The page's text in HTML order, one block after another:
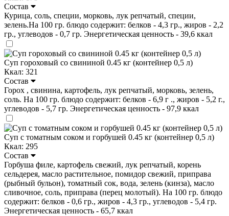
Состав
Курица, соль, специи, морковь, лук репчатый, специи,
зелень.На 100 гр. блюдо содержит: белков - 4,3 гр., жиров - 2,2
гр., углеводов - 0,7 гр. Энергетическая ценность - 39,6 ккал
Суп гороховый со свининой 0.45 кг (контейнер 0,5 л)
Ккал: 321
Состав
Горох , свинина, картофель, лук репчатый, морковь, зелень,
соль. На 100 гр. блюдо содержит: белков - 6,9 г ., жиров - 5,2 г.,
углеводов - 5,7 гр. Энергетическая ценность - 97,9 ккал
Суп с томатным соком и горбушей 0.45 кг (контейнер 0,5 л)
Ккал: 295
Состав
Горбуша филе, картофель свежий, лук репчатый, корень
сельдерея, масло растительное, помидор свежий, приправа
(рыбный бульон), томатный сок, вода, зелень (кинза), масло
сливочное, соль, приправа (перец молотый). На 100 гр. блюдо
содержит: белков - 0,6 гр., жиров - 4,3 гр., углеводов - 5,4 гр.
Энергетическая ценность - 65,7 ккал